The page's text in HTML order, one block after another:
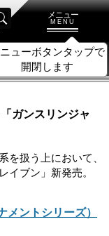
メニュー
MENU
ニューボタンタップで
開閉します
ガンスリンジャ
を扱う上において、
イブン」新発売。
ントシリーズ）